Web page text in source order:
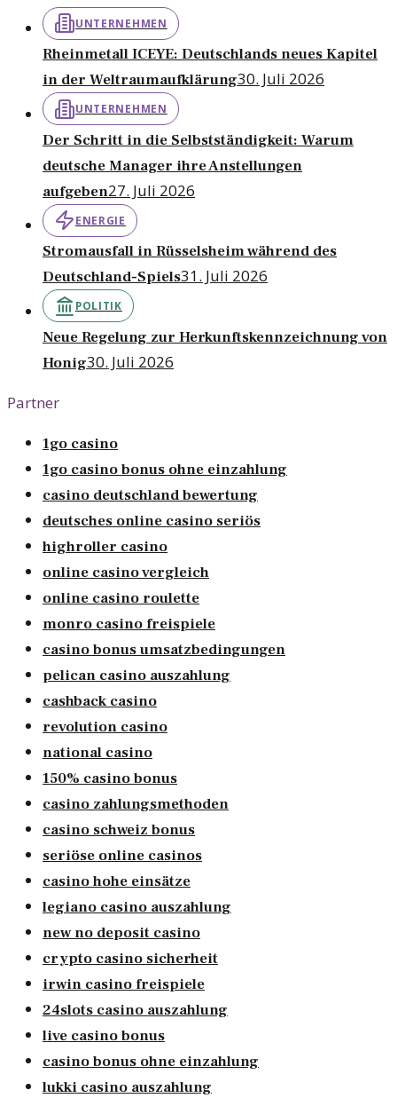
UNTERNEHMEN
Rheinmetall ICEYE: Deutschlands neues Kapitel
in der Weltraumaufklärung30. Juli 2026
UNTERNEHMEN
Der Schritt in die Selbstständigkeit: Warum
deutsche Manager ihre Anstellungen
aufgeben27. Juli 2026
ENERGIE
Stromausfall in Rüsselsheim während des
Deutschland-Spiels31. Juli 2026
POLITIK
Neue Regelung zur Herkunftskennzeichnung von
Honig30. Juli 2026
Partner
1go casino
1go casino bonus ohne einzahlung
casino deutschland bewertung
deutsches online casino seriös
highroller casino
online casino vergleich
online casino roulette
monro casino freispiele
casino bonus umsatzbedingungen
pelican casino auszahlung
cashback casino
revolution casino
national casino
150% casino bonus
casino zahlungsmethoden
casino schweiz bonus
seriöse online casinos
casino hohe einsätze
legiano casino auszahlung
new no deposit casino
crypto casino sicherheit
irwin casino freispiele
24slots casino auszahlung
live casino bonus
casino bonus ohne einzahlung
lukki casino auszahlung